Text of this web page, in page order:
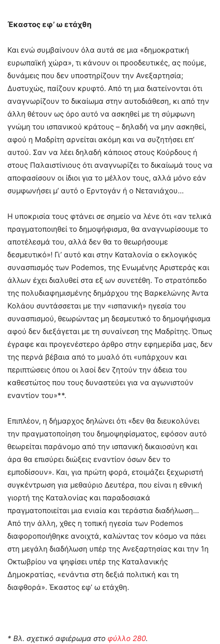
Έκαστος εφ’ ω ετάχθη
Και ενώ συμβαίνουν όλα αυτά σε μια «δημοκρατική
ευρωπαϊκή χώρα», τι κάνουν οι προοδευτικές, ας πούμε,
δυνάμεις που δεν υποστηρίζουν την Ανεξαρτησία;
Δυστυχώς, παίζουν κρυφτό. Από τη μια διατείνονται ότι
αναγνωρίζουν το δικαίωμα στην αυτοδιάθεση, κι από την
άλλη θέτουν ως όρο αυτό να ασκηθεί με τη σύμφωνη
γνώμη του ισπανικού κράτους – δηλαδή να μην ασκηθεί,
αφού η Μαδρίτη αρνείται ακόμη και να συζητήσει επ’
αυτού. Σαν να λέει δηλαδή κάποιος στους Κούρδους ή
στους Παλαιστίνιους ότι αναγνωρίζει το δικαίωμά τους να
αποφασίσουν οι ίδιοι για το μέλλον τους, αλλά μόνο εάν
συμφωνήσει μ’ αυτό ο Ερντογάν ή ο Νετανιάχου…
Η υποκρισία τους φτάνει σε σημείο να λένε ότι «αν τελικά
πραγματοποιηθεί το δημοψήφισμα, θα αναγνωρίσουμε το
αποτέλεσμά του, αλλά δεν θα το θεωρήσουμε
δεσμευτικό»! Γι’ αυτό και στην Καταλονία ο εκλογικός
συνασπισμός των Podemos, της Ενωμένης Αριστεράς και
άλλων έχει διαλυθεί στα εξ ων συνετέθη. Το στρατόπεδο
της πολυδιαφημισμένης δημάρχου της Βαρκελώνης Άντα
Κολάου συντάσσεται με την «ισπανική» ηγεσία του
συνασπισμού, θεωρώντας μη δεσμευτικό το δημοψήφισμα
αφού δεν διεξάγεται με τη συναίνεση της Μαδρίτης. Όπως
έγραφε και προγενέστερο άρθρο στην εφημερίδα μας, δεν
της περνά βέβαια από το μυαλό ότι «υπάρχουν και
περιπτώσεις όπου οι λαοί δεν ζητούν την άδεια του
καθεστώτος που τους δυναστεύει για να αγωνιστούν
εναντίον του»**.
Επιπλέον, η δήμαρχος δηλώνει ότι «δεν θα διευκολύνει
την πραγματοποίηση του δημοψηφίσματος, εφόσον αυτό
θεωρείται παράνομο από την ισπανική δικαιοσύνη και
άρα θα επισύρει διώξεις εναντίον όσων δεν το
εμποδίσουν». Και, για πρώτη φορά, ετοιμάζει ξεχωριστή
συγκέντρωση για μεθαύριο Δευτέρα, που είναι η εθνική
γιορτή της Καταλονίας και παραδοσιακά
πραγματοποιείται μια ενιαία και τεράστια διαδήλωση…
Από την άλλη, χθες η τοπική ηγεσία των Podemos
διαφοροποιήθηκε ανοιχτά, καλώντας τον κόσμο να πάει
στη μεγάλη διαδήλωση υπέρ της Ανεξαρτησίας και την 1η
Οκτωβρίου να ψηφίσει υπέρ της Καταλανικής
Δημοκρατίας, «ενάντια στη δεξιά πολιτική και τη
διαφθορά». Έκαστος εφ’ ω ετάχθη.
* Βλ. σχετικό αφιέρωμα στο φύλλο 280.